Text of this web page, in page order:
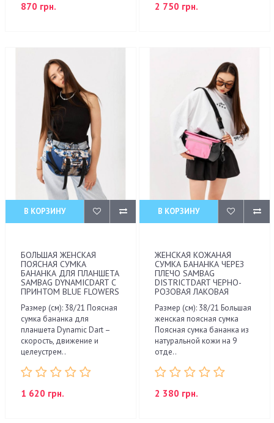
870 грн. 2 750 грн.
В КОРЗИНУ
БОЛЬШАЯ ЖЕНСКАЯ
ПОЯСНАЯ СУМКА
БАНАНКА ДЛЯ ПЛАНШЕТА
SAMBAG DYNAMICDART С
ПРИНТОМ BLUE FLOWERS
Размер (см): 38/21 Поясная
сумка бананка для
планшета Dynamic Dart –
скорость, движение и
целеустрем..
1 620 грн.
В КОРЗИНУ
ЖЕНСКАЯ КОЖАНАЯ
СУМКА БАНАНКА ЧЕРЕЗ
ПЛЕЧО SAMBAG
DISTRICTDART ЧЕРНО-
РОЗОВАЯ ЛАКОВАЯ
Размер (см): 38/21 Большая
женская поясная сумка
Поясная сумка бананка из
натуральной кожи на 9
отде..
2 380 грн.